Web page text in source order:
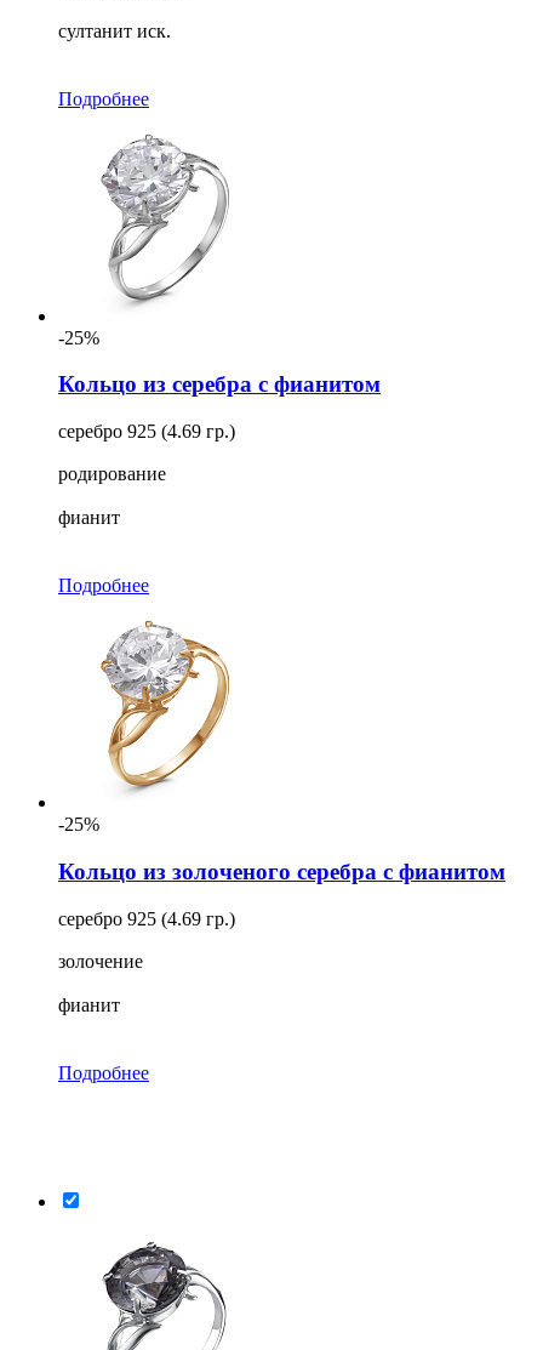
султанит иск.
Подробнее
-25%
Кольцо из серебра с фианитом
серебро 925 (4.69 гр.)
родирование
фианит
Подробнее
-25%
Кольцо из золоченого серебра с фианитом
серебро 925 (4.69 гр.)
золочение
фианит
Подробнее